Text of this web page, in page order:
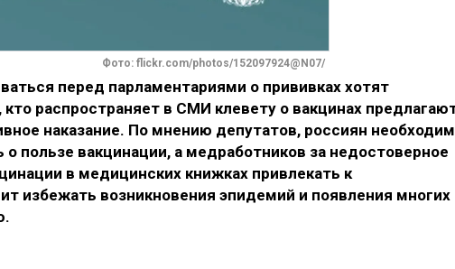
Фото: flickr.com/photos/152097924@N07/
перед парламентариями о прививках хотят
кто распространяет в СМИ клевету о вакцинах
наказание. По мнению депутатов, россиян
пользе вакцинации, а медработников за недостоверное
в медицинских книжках привлекать к
избежать возникновения эпидемий и появления многих